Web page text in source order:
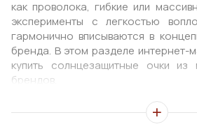
как проволока, гибкие или
эксперименты с легкостью
гармонично вписываются в
бренда. В этом разделе интернет-
купить солнцезащитные очки из
брендов.